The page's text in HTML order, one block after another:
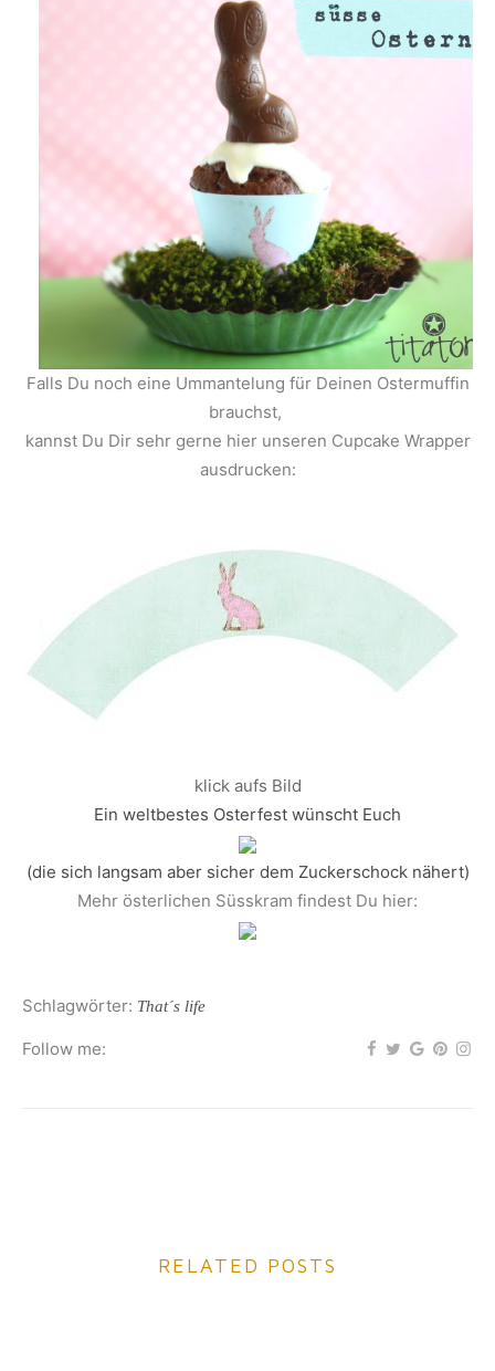
Falls Du noch eine Ummantelung für Deinen Ostermuffin
brauchst,
kannst Du Dir sehr gerne hier unseren Cupcake Wrapper
ausdrucken:
klick aufs Bild
Ein weltbestes Osterfest wünscht Euch
(die sich langsam aber sicher dem Zuckerschock nähert)
Mehr österlichen Süsskram findest Du hier:
Schlagwörter: That´s life
Follow me:
RELATED POSTS